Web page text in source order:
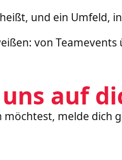
und ein Umfeld,
von
auf
melde dich